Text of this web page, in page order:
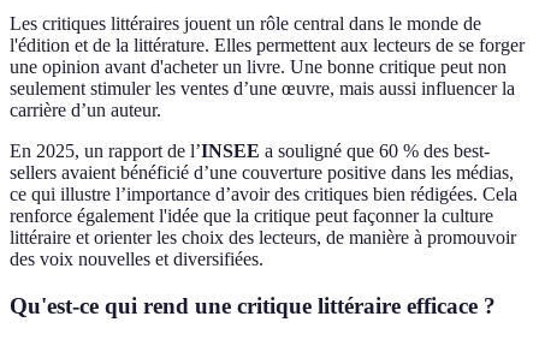
Les critiques littéraires jouent un rôle central dans le monde de
l'édition et de la littérature. Elles permettent aux lecteurs de se forger
une opinion avant d'acheter un livre. Une bonne critique peut non
seulement stimuler les ventes d’une œuvre, mais aussi influencer la
carrière d’un auteur.
En 2025, un rapport de l’INSEE a souligné que 60 % des best-
sellers avaient bénéficié d’une couverture positive dans les médias,
ce qui illustre l’importance d’avoir des critiques bien rédigées. Cela
renforce également l'idée que la critique peut façonner la culture
littéraire et orienter les choix des lecteurs, de manière à promouvoir
des voix nouvelles et diversifiées.
Qu'est-ce qui rend une critique littéraire efficace ?